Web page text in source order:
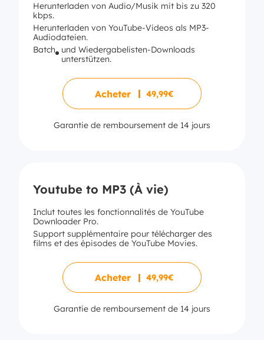
Herunterladen von Audio/Musik mit bis zu 320
kbps.
Herunterladen von YouTube-Videos als MP3-
Audiodateien.
Batch und Wiedergabelisten-Downloads
unterstützen.
Acheter 49,99€
Garantie de remboursement de 14 jours
Youtube to MP3 (À vie)
Inclut toutes les fonctionnalités de YouTube
Downloader Pro.
Support supplémentaire pour télécharger des
films et des épisodes de YouTube Movies.
Acheter 49,99€
Garantie de remboursement de 14 jours